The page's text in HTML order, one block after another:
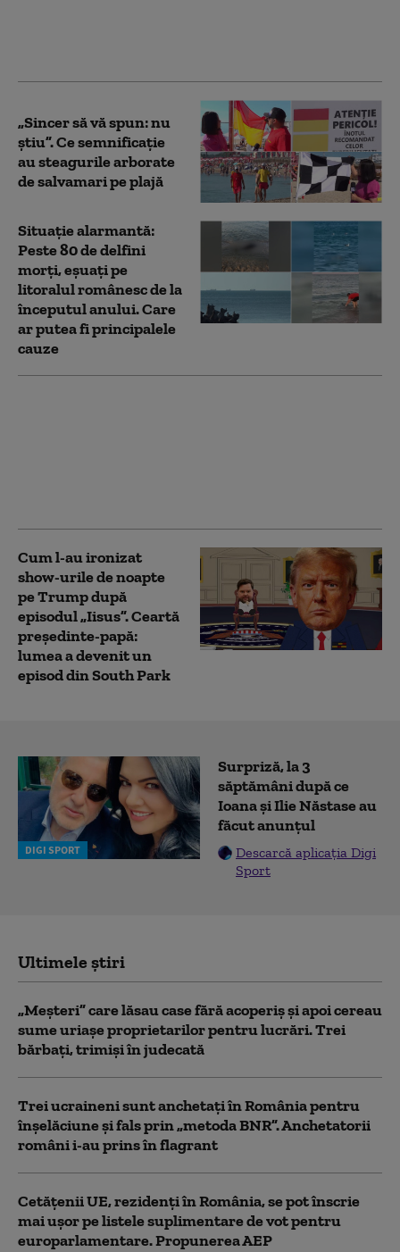
„Sincer să vă spun: nu
știu”. Ce semnificație
au steagurile arborate
de salvamari pe plajă
Situație alarmantă:
Peste 80 de delfini
morți, eșuați pe
litoralul românesc de la
începutul anului. Care
ar putea fi principalele
cauze
Cum l-au ironizat
show-urile de noapte
pe Trump după
episodul „Iisus”. Ceartă
președinte-papă:
lumea a devenit un
episod din South Park
DIGI SPORT
Surpriză, la 3
săptămâni după ce
Ioana și Ilie Năstase au
făcut anunțul
Descarcă aplicația Digi
Sport
Ultimele știri
„Meșteri” care lăsau case fără acoperiș și apoi cereau
sume uriașe proprietarilor pentru lucrări. Trei
bărbați, trimiși în judecată
Trei ucraineni sunt anchetaţi în România pentru
înşelăciune și fals prin „metoda BNR”. Anchetatorii
români i-au prins în flagrant
Cetățenii UE, rezidenți în România, se pot înscrie
mai ușor pe listele suplimentare de vot pentru
europarlamentare. Propunerea AEP